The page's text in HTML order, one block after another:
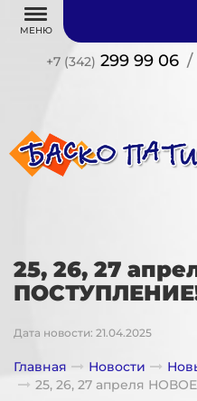
МЕНЮ
+7 (342) 299 99 06 /
25, 26, 27
Дата новости: 21.04.2025
Главная Новости
25, 26, 27 апреля